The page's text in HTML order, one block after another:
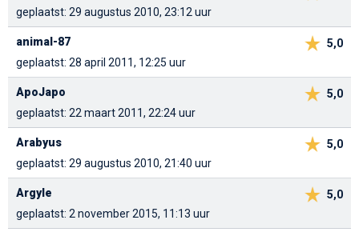
geplaatst: 29 augustus 2010, 23:12 uur
5,0
animal-87
geplaatst: 28 april 2011, 12:25 uur
5,0
ApoJapo
geplaatst: 22 maart 2011, 22:24 uur
5,0
Arabyus
geplaatst: 29 augustus 2010, 21:40 uur
5,0
Argyle
geplaatst: 2 november 2015, 11:13 uur